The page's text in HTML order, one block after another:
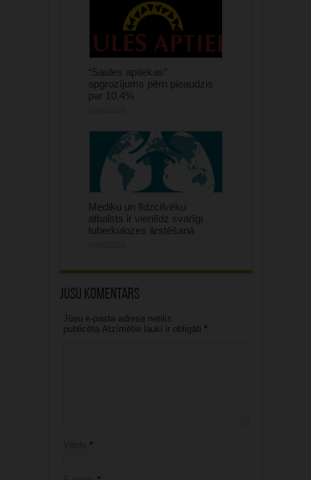
“Saules aptiekas”
apgrozījums pērn pieaudzis
par 10,4%
Mediķu un līdzcilvēku
atbalsts ir vienlīdz svarīgi
tuberkulozes ārstēšanā
Jūsu komentārs
Jūsu e-pasta adrese netiks
publicēta.Atzīmētie lauki ir obligāti *
*